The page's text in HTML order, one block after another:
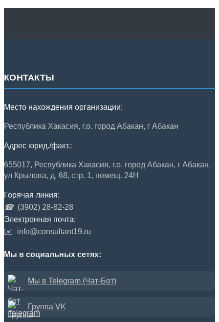
КОНТАКТЫ
Место нахождения организации:
Республика Хакасия, г.о. город Абакан, г Абакан
Адрес юрид./факт.:
655017, Республика Хакасия, г.о. город Абакан, г Абакан,
ул Крылова, д. 68, стр. 1, помещ. 24Н
Горячая линия:
☎ (3902) 28-82-28
Электронная почта:
✉️
info@consultant19.ru
Мы в социальных сетях:
Мы в Telegram (Чат-Бот)
Группа VK